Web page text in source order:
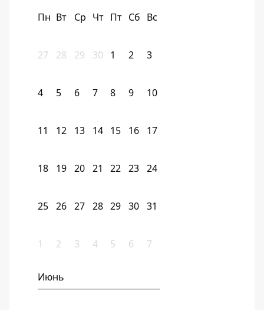
Пн Вт Ср Чт Пт Сб Вс
27 28 29 30 1 2 3
4 5 6 7 8 9 10
11 12 13 14 15 16 17
18 19 20 21 22 23 24
25 26 27 28 29 30 31
1 2 3 4 5 6 7
Июнь